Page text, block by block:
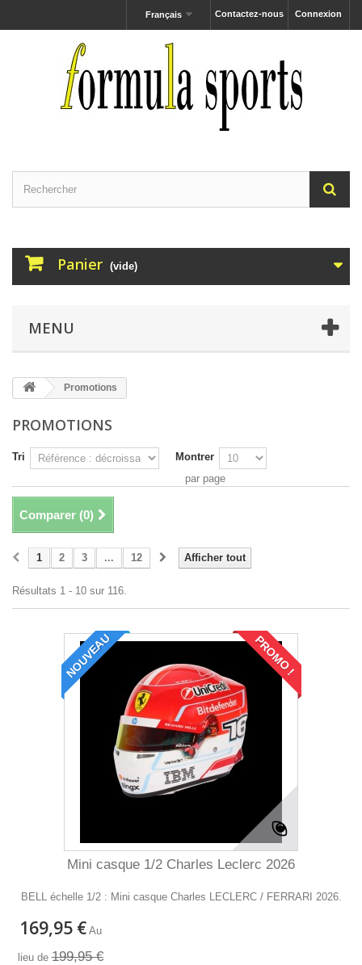
Connexion
Contactez-nous
Français
Panier (vide)
MENU
Promotions
PROMOTIONS
Tri
Montrer
par page
Comparer (0)
Afficher tout
1 2 3 ... 12
Résultats 1 - 10 sur 116.
NOUVEAU PROMO !
Mini casque 1/2 Charles Leclerc 2026
BELL échelle 1/2 : Mini casque Charles LECLERC / FERRARI 2026.
169,95 € Au
lieu de199,95 €